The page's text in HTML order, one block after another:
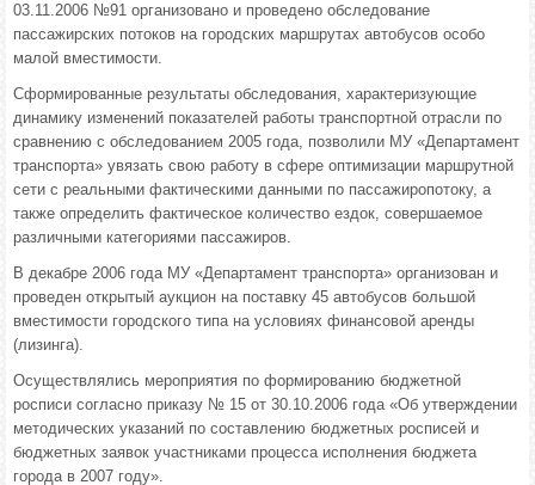
03.11.2006 №91 организовано и проведено обследование
пассажирских потоков на городских маршрутах автобусов особо
малой вместимости.
Сформированные результаты обследования, характеризующие
динамику изменений показателей работы транспортной отрасли по
сравнению с обследованием 2005 года, позволили МУ «Департамент
транспорта» увязать свою работу в сфере оптимизации маршрутной
сети с реальными фактическими данными по пассажиропотоку, а
также определить фактическое количество ездок, совершаемое
различными категориями пассажиров.
В декабре 2006 года МУ «Департамент транспорта» организован и
проведен открытый аукцион на поставку 45 автобусов большой
вместимости городского типа на условиях финансовой аренды
(лизинга).
Осуществлялись мероприятия по формированию бюджетной
росписи согласно приказу № 15 от 30.10.2006 года «Об утверждении
методических указаний по составлению бюджетных росписей и
бюджетных заявок участниками процесса исполнения бюджета
города в 2007 году».